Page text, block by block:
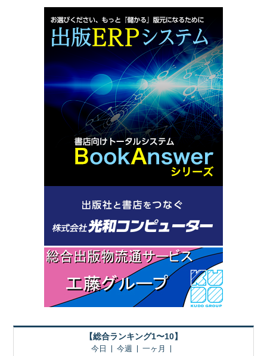
【総合ランキング1〜10】
今日 今週 一ヶ月